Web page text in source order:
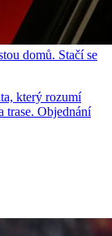
domů. Stačí se
který rozumí
trase. Objednání